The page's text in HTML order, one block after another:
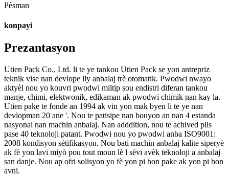
Pèsman
konpayi
Prezantasyon
Utien Pack Co., Ltd. li te ye tankou Utien Pack se yon antrepriz
teknik vise nan devlope liy anbalaj trè otomatik. Pwodwi nwayo
aktyèl nou yo kouvri pwodwi miltip sou endistri diferan tankou
manje, chimi, elektwonik, edikaman ak pwodwi chimik nan kay la.
Utien pake te fonde an 1994 ak vin yon mak byen li te ye nan
devlopman 20 ane '. Nou te patisipe nan bouyon an nan 4 estanda
nasyonal nan machin anbalaj. Nan adddition, nou te achived plis
pase 40 teknoloji patant. Pwodwi nou yo pwodwi anba ISO9001:
2008 kondisyon sètifikasyon. Nou bati machin anbalaj kalite siperyè
ak fè yon lavi miyò pou tout moun lè l sèvi avèk teknoloji a anbalaj
san danje. Nou ap ofri solisyon yo fè yon pi bon pake ak yon pi bon
avni.